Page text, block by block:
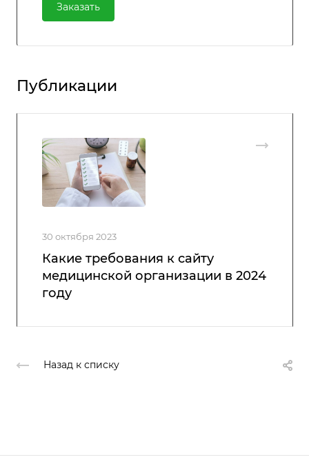
Заказать
Публикации
30 октября 2023
Какие требования к сайту
медицинской организации в 2024
году
Назад к списку